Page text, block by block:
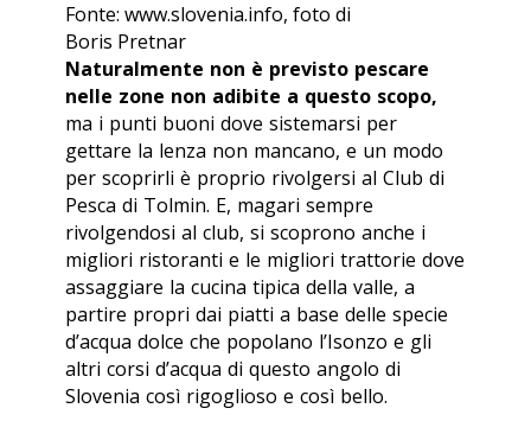
Fonte: www.slovenia.info, foto di
Boris Pretnar
Naturalmente non è previsto pescare
nelle zone non adibite a questo scopo,
ma i punti buoni dove sistemarsi per
gettare la lenza non mancano, e un modo
per scoprirli è proprio rivolgersi al Club di
Pesca di Tolmin. E, magari sempre
rivolgendosi al club, si scoprono anche i
migliori ristoranti e le migliori trattorie dove
assaggiare la cucina tipica della valle, a
partire propri dai piatti a base delle specie
d’acqua dolce che popolano l’Isonzo e gli
altri corsi d’acqua di questo angolo di
Slovenia così rigoglioso e così bello.